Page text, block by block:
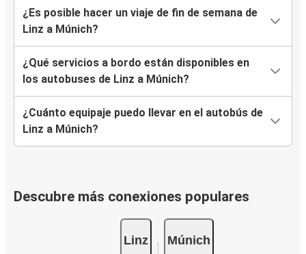
¿Es posible hacer un viaje de fin de semana de
Linz a Múnich?
¿Qué servicios a bordo están disponibles en
los autobuses de Linz a Múnich?
¿Cuánto equipaje puedo llevar en el autobús de
Linz a Múnich?
Descubre más conexiones populares
Linz Múnich